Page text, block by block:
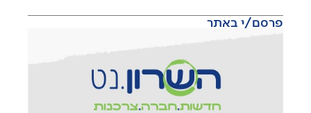
פרסם/י באתר